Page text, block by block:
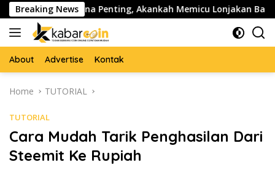
Skip
to
content
Breaking News
di Zona Penting, Akankah Memicu Lonjakan Baru?
About Advertise Kontak
Home TUTORIAL
TUTORIAL
Cara Mudah Tarik Penghasilan Dari
Steemit Ke Rupiah